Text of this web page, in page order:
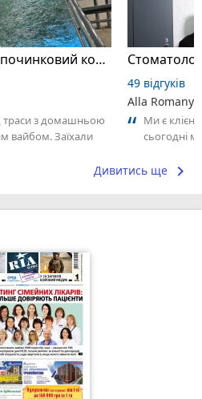
Фермерська купель, відпочинковий комплекс
траси з домашньою
вайбом. Заїхали
49 відгуків
Alla
Ми є
сьогодні
Дивитись ще keyboard_arrow_right